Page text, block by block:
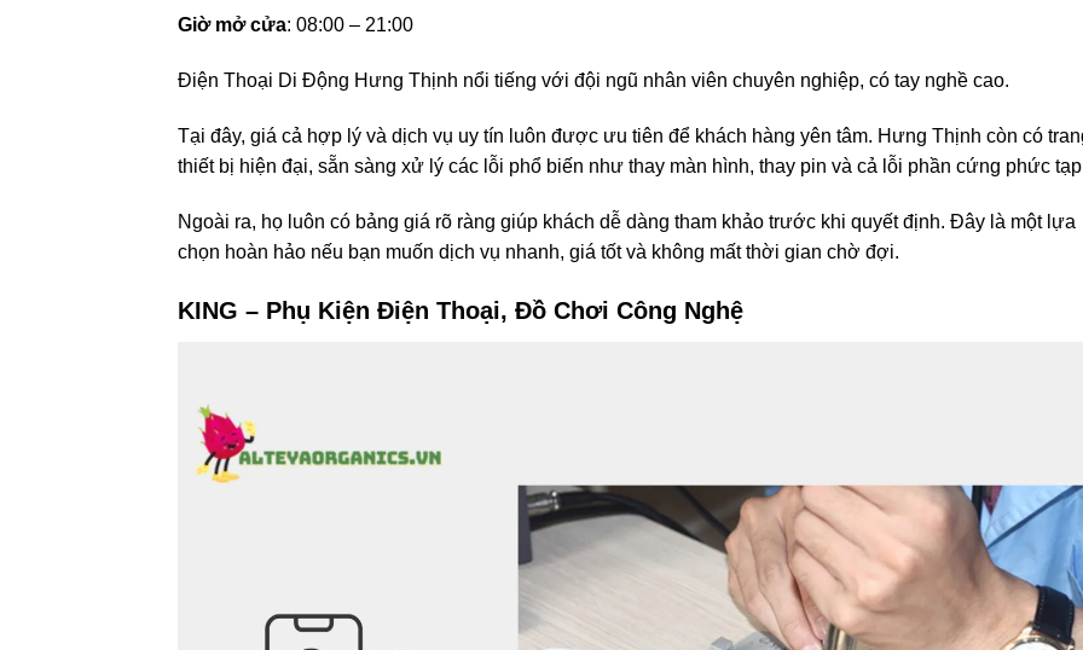
Giờ mở cửa: 08:00 – 21:00
Điện Thoại Di Động Hưng Thịnh nổi tiếng với đội ngũ nhân viên chuyên nghiệp, có tay nghề cao.
Tại đây, giá cả hợp lý và dịch vụ uy tín luôn được ưu tiên để khách hàng yên tâm. Hưng Thịnh còn có
thiết bị hiện đại, sẵn sàng xử lý các lỗi phổ biến như thay màn hình, thay pin và cả lỗi phần cứng phức
Ngoài ra, họ luôn có bảng giá rõ ràng giúp khách dễ dàng tham khảo trước khi quyết định. Đây là một lựa
chọn hoàn hảo nếu bạn muốn dịch vụ nhanh, giá tốt và không mất thời gian chờ đợi.
KING – Phụ Kiện Điện Thoại, Đồ Chơi Công Nghệ